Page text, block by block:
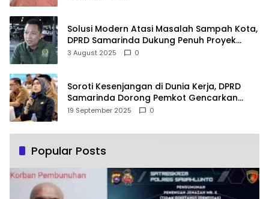
Solusi Modern Atasi Masalah Sampah Kota,
DPRD Samarinda Dukung Penuh Proyek
PLTSA
3 August 2025 0
Soroti Kesenjangan di Dunia Kerja, DPRD
Samarinda Dorong Pemkot Gencarkan
Pemberdayaan Perempuan
19 September 2025 0
Popular Posts